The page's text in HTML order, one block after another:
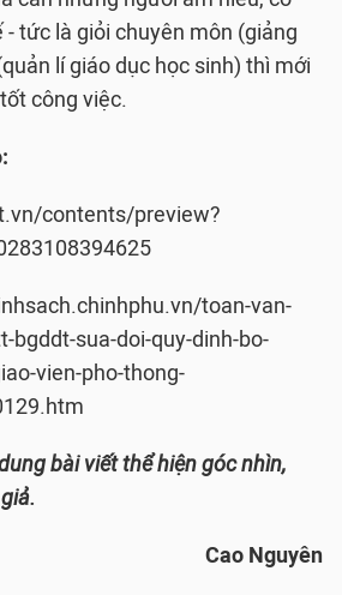
tức là giỏi chuyên môn (giảng
lí giáo dục học sinh) thì mới
công việc.
contents/preview?
toan-van-
bgddt-sua-doi-quy-dinh-bo-
vien-pho-thong-
bài viết thể hiện góc nhìn,
Cao Nguyên